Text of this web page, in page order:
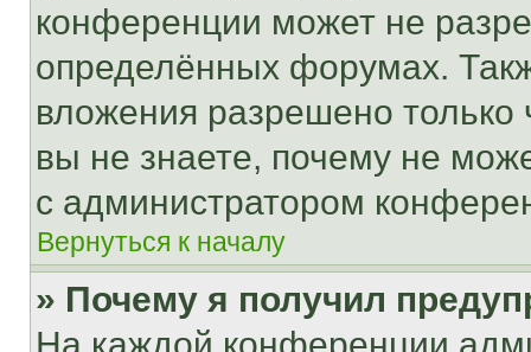
конференции может не
определённых форумах.
вложения разрешено
вы не знаете, почему не
с администратором
Вернуться к началу
» Почему я получил